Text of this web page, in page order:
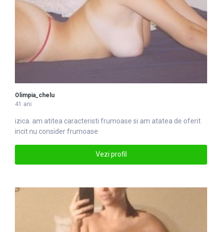
Olimpia_chelu
41 ani
izica. am atitea caracteristi frumoase si am atatea de oferit
incit nu consider frumoase
Vezi profil